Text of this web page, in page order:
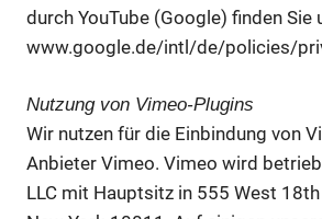
durch YouTube (Google) finden Sie
www.google.de/intl/de/policies/
Nutzung von Vimeo-Plugins
Wir nutzen für die Einbindung von
Anbieter Vimeo. Vimeo wird
LLC mit Hauptsitz in 555 West